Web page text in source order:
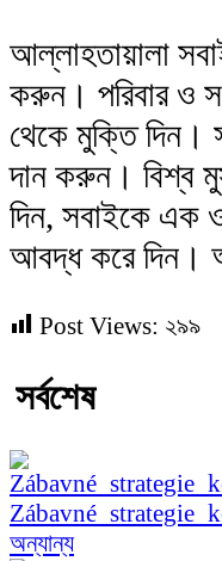
আল্লাহতায়ালা
করুন। পরিবার ও
থেকে মুক্তি দিন।
দান করুন। বিশ্ব
দিন, সবাইকে এক
আবদ্ধ করে দিন।
Post Views: ২৯৯
সর্বশেষ
অন্যান্য